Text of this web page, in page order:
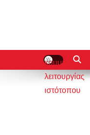
κουμπί
λειτουργίας
ιστότοπου